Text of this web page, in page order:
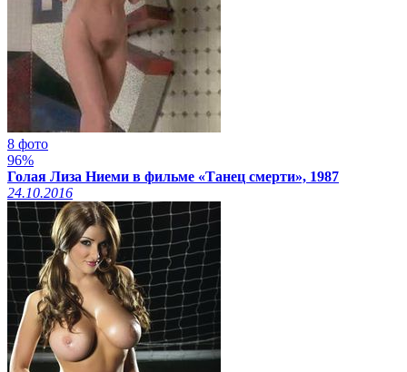
8 фото
96%
Голая Лиза Ниеми в фильме «Танец смерти», 1987
24.10.2016